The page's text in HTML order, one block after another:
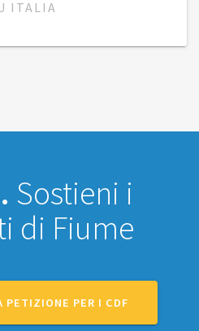
ITALIA
Sostieni i
di Fiume
PETIZIONE PER I CDF